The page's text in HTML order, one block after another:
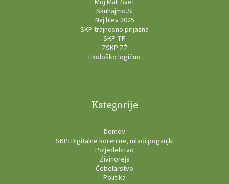
Moj Mali Svet
Skuhajmo.SI
Naj hlev 2025
SKP trajnosno prijazna
SKP TP
ZSKP ZŽ
Ekološko logično
Kategorije
Domov
SKP: Digitalne korenine, mladi poganjki
Poljedelstvo
Živinoreja
Čebelarstvo
Politika